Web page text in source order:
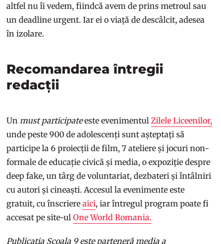
altfel nu îi vedem, fiindcă avem de prins metroul sau
un deadline urgent. Iar ei o viață de descâlcit, adesea
în izolare.
Recomandarea întregii
redacții
Un must participateeste evenimentulZilele Liceenilor,
unde peste 900 de adolescenți sunt așteptați să
participe la 6 proiecții de film, 7 ateliere și jocuri non-
formale de educație civică și media, o expoziție despre
deep fake, un târg de voluntariat, dezbateri și întâlniri
cu autori și cineaști. Accesul la evenimente este
gratuit, cu înscriereaici, iar întregul program poate fi
accesat pe site-ulOne World Romania.
Publicația Școala 9 este parteneră media a